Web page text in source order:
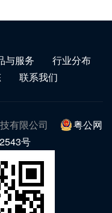
与服务
行业分布
联系我们
有限公司
粤公网
号